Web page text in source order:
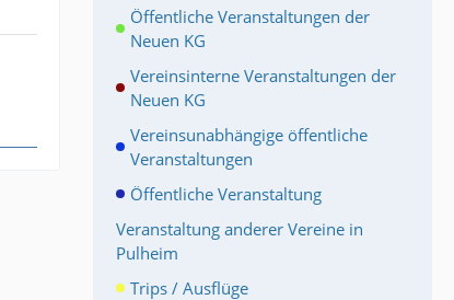
Öffentliche Veranstaltungen der
Neuen KG
Vereinsinterne Veranstaltungen der
Neuen KG
Vereinsunabhängige öffentliche
Veranstaltungen
Öffentliche Veranstaltung
Veranstaltung anderer Vereine in
Pulheim
Trips / Ausflüge